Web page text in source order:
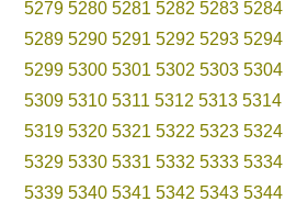
5279 5280 5281 5282 5283 5284
5289 5290 5291 5292 5293 5294
5299 5300 5301 5302 5303 5304
5309 5310 5311 5312 5313 5314
5319 5320 5321 5322 5323 5324
5329 5330 5331 5332 5333 5334
5339 5340 5341 5342 5343 5344